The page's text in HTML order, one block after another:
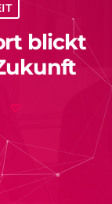
blickt